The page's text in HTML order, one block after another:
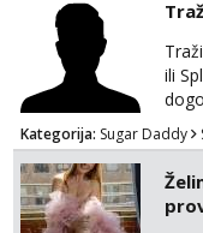
Čekam
Tel:064/
Liliana
Tel:064/
ili
Kategorija: Sugar Daddy